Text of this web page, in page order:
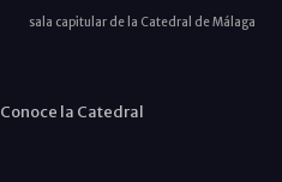
sala capitular de la Catedral de Málaga
Conoce la Catedral